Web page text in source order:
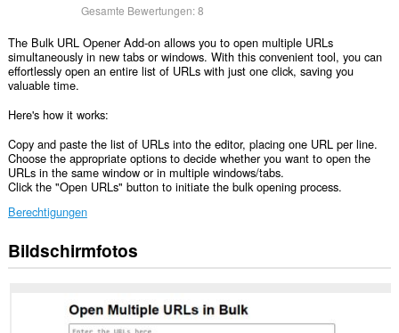
Gesamte Bewertungen:8
The Bulk URL Opener Add-on allows you to open multiple URLs
simultaneously in new tabs or windows. With this convenient tool, you can
effortlessly open an entire list of URLs with just one click, saving you
valuable time.
Here's how it works:
Copy and paste the list of URLs into the editor, placing one URL per line.
Choose the appropriate options to decide whether you want to open the
URLs in the same window or in multiple windows/tabs.
Click the "Open URLs" button to initiate the bulk opening process.
Berechtigungen
Diese
Erweiterung
Bildschirmfotos